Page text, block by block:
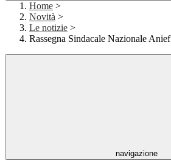
Home >
Novità >
Le notizie >
Rassegna Sindacale Nazionale Anief
navigazione